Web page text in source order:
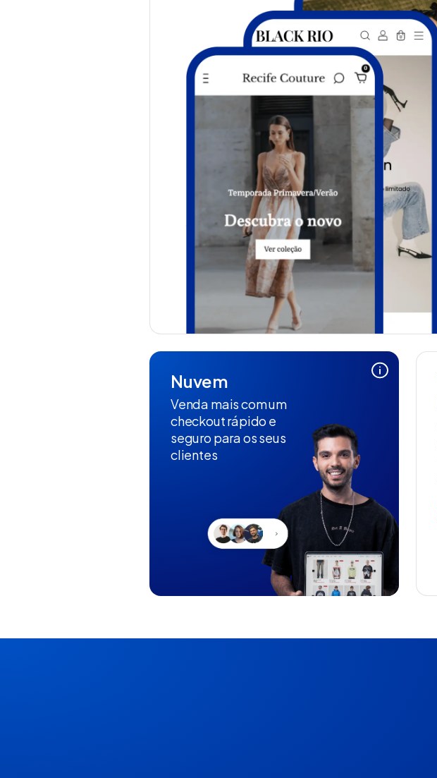
Nuvem
Venda mais com um
checkout rápido e
seguro para os seus
clientes